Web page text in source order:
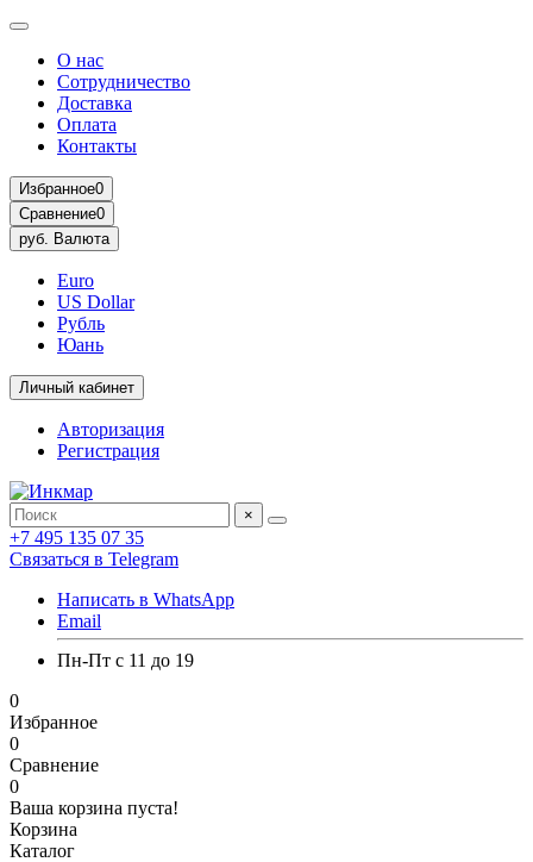
О нас
Сотрудничество
Доставка
Оплата
Контакты
Избранное0
Сравнение0
руб. Валюта
Euro
US Dollar
Рубль
Юань
Личный кабинет
Авторизация
Регистрация
×
+7 495 135 07 35
Связаться в Telegram
Написать в WhatsApp
Email
Пн-Пт с 11 до 19
0
Избранное
0
Сравнение
0
Ваша корзина пуста!
Корзина
Каталог